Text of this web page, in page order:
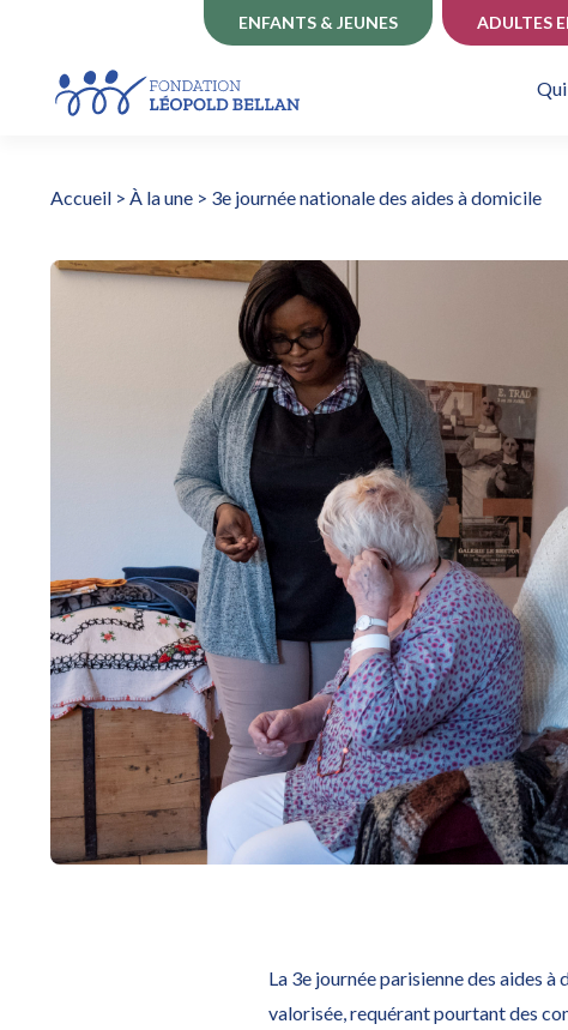
ENFANTS & JEUNES ADULTES
Accueil > À la une > 3e journée nationale des aides à domicile
La 3e journée parisienne des aides
valorisée, requérant pourtant des